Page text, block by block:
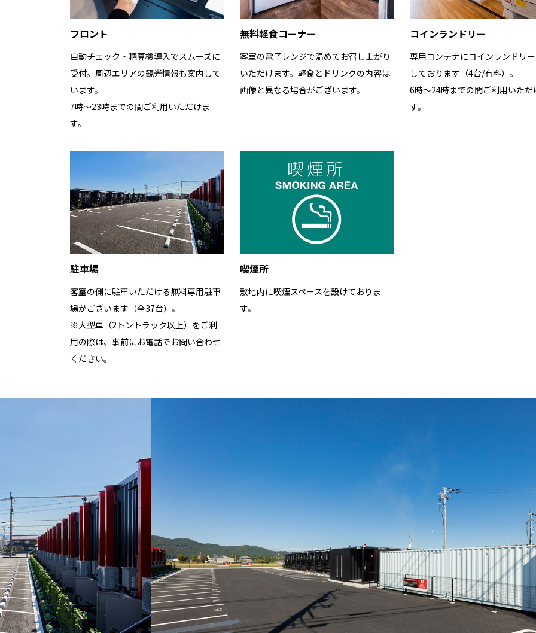
フロント
自動チェック・精算機導入でスムーズに
受付。周辺エリアの観光情報も案内して
います。
7時〜23時までの間ご利用いただけま
す。
無料軽食コーナー
客室の電子レンジで温めてお召し上がり
いただけます。軽食とドリンクの内容は
画像と異なる場合がございます。
コインランドリー
専用コンテナにコインランドリ
しております（4台/有料）。
6時〜24時までの間ご利用いただ
す。
駐車場
客室の側に駐車いただける無料専用駐車
場がございます（全37台）。
※大型車（2トントラック以上）をご利
用の際は、事前にお電話でお問い合わせ
ください。
喫煙所
敷地内に喫煙スペースを設けておりま
す。